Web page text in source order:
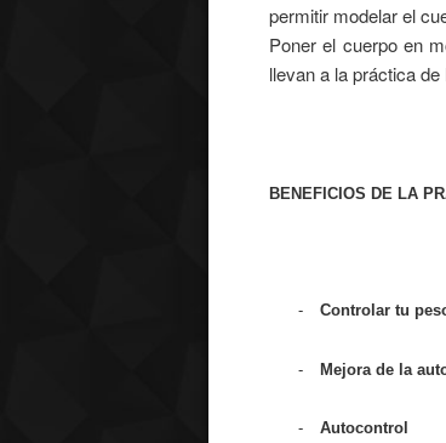
permitir modelar el
Poner el cuerpo en
llevan a la práctica de
BENEFICIOS DE LA
- Controlar tu
- Mejora de la
- Autocontrol